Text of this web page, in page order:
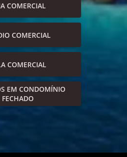
COMERCIAL
COMERCIAL
COMERCIAL
EM CONDOMÍNIO
FECHADO